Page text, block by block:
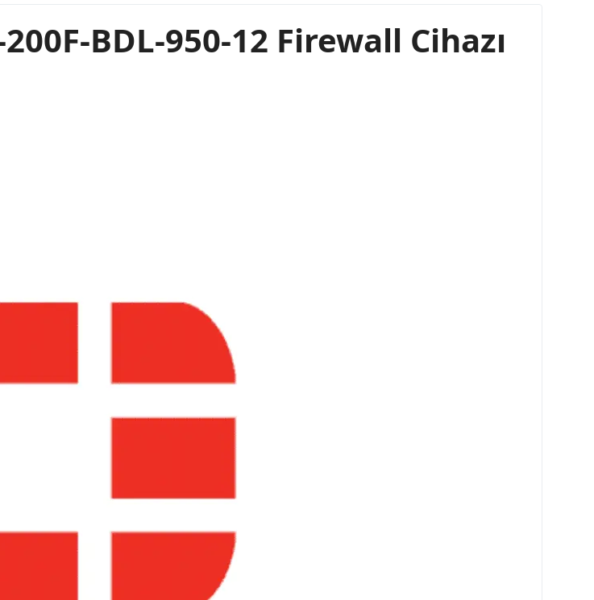
BDL-950-12 Firewall Cihazı